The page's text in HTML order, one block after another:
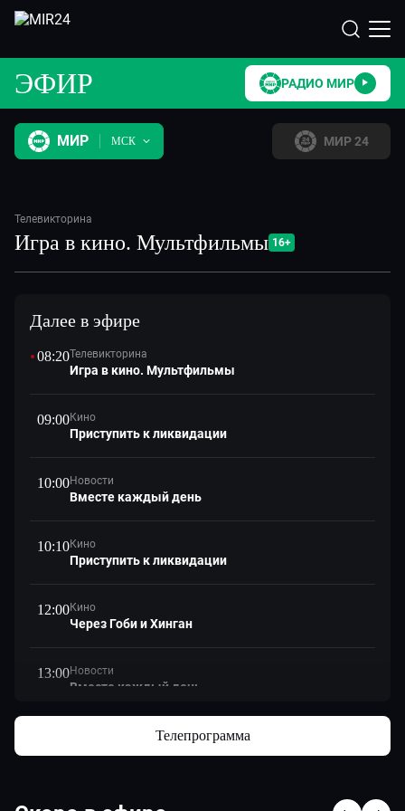
ЭФИР РАДИО МИР
МИР МСК МИР 24
Далее в эфире
08:20Телевикторина
Игра в кино. Мультфильмы
09:00Кино
Приступить к ликвидации
10:00Новости
Вместе каждый день
10:10Кино
Приступить к ликвидации
12:00Кино
Через Гоби и Хинган
13:00Новости
Вместе каждый день
Телепрограмма
Телевикторина
Игра в кино. Мультфильмы 16+